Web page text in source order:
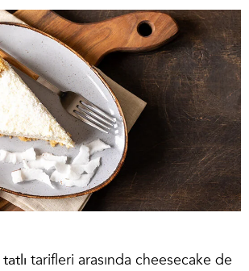
tarifleri arasında cheesecake de